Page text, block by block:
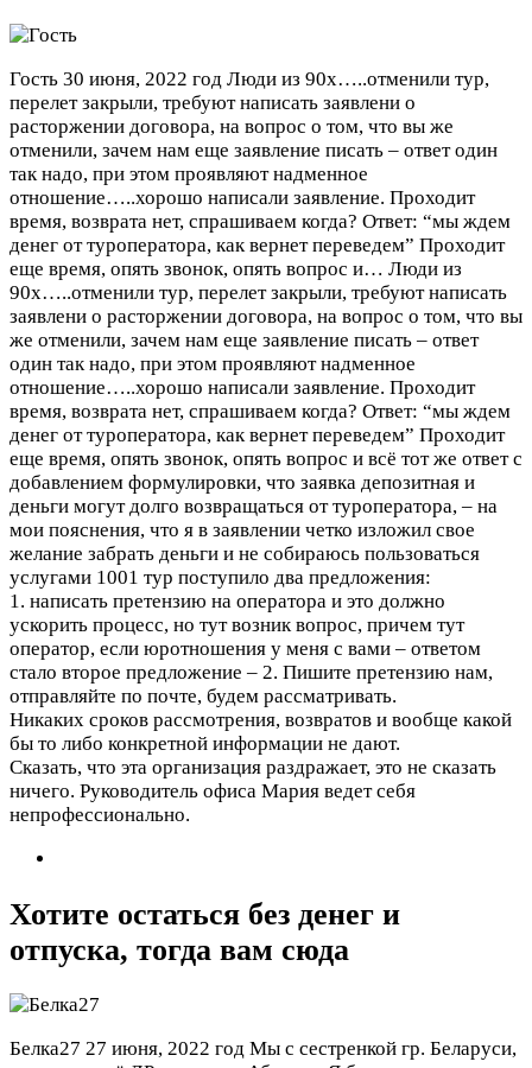
Гость 30 июня, 2022 год Люди из 90х…..отменили тур,
перелет закрыли, требуют написать заявлени о
расторжении договора, на вопрос о том, что вы же
отменили, зачем нам еще заявление писать – ответ один
так надо, при этом проявляют надменное
отношение…..хорошо написали заявление. Проходит
время, возврата нет, спрашиваем когда? Ответ: “мы ждем
денег от туроператора, как вернет переведем” Проходит
еще время, опять звонок, опять вопрос и… Люди из
90х…..отменили тур, перелет закрыли, требуют написать
заявлени о расторжении договора, на вопрос о том, что вы
же отменили, зачем нам еще заявление писать – ответ
один так надо, при этом проявляют надменное
отношение…..хорошо написали заявление. Проходит
время, возврата нет, спрашиваем когда? Ответ: “мы ждем
денег от туроператора, как вернет переведем” Проходит
еще время, опять звонок, опять вопрос и всё тот же ответ с
добавлением формулировки, что заявка депозитная и
деньги могут долго возвращаться от туроператора, – на
мои пояснения, что я в заявлении четко изложил свое
желание забрать деньги и не собираюсь пользоваться
услугами 1001 тур поступило два предложения:
1. написать претензию на оператора и это должно
ускорить процесс, но тут возник вопрос, причем тут
оператор, если юротношения у меня с вами – ответом
стало второе предложение – 2. Пишите претензию нам,
отправляйте по почте, будем рассматривать.
Никаких сроков рассмотрения, возвратов и вообще какой
бы то либо конкретной информации не дают.
Сказать, что эта организация раздражает, это не сказать
ничего. Руководитель офиса Мария ведет себя
непрофессионально.
Хотите остаться без денег и
отпуска, тогда вам сюда
Белка27 27 июня, 2022 год Мы с сестренкой гр. Беларуси,